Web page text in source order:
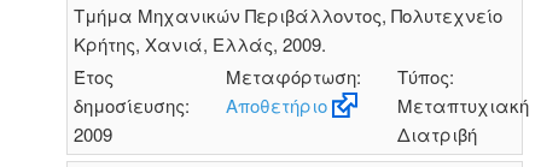
Τμήμα Μηχανικών Περιβάλλοντος, Πολυτεχνείο
Κρήτης, Χανιά, Ελλάς, 2009.
Έτος
δημοσίευσης:
2009
Μεταφόρτωση:
Αποθετήριο
Τύπος:
Μεταπτυχιακή
Διατριβή